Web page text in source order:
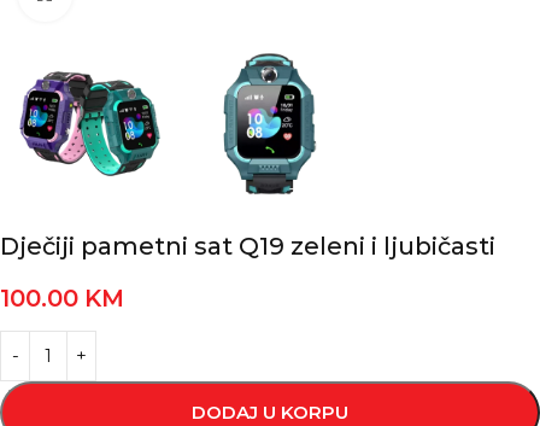
Dječiji pametni sat Q19 zeleni i ljubičasti
100.00 KM
DODAJ U KORPU